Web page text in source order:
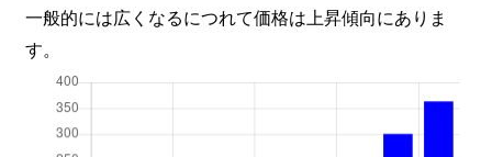
一般的には広くなるにつれて価格は上昇傾向にありま
す。